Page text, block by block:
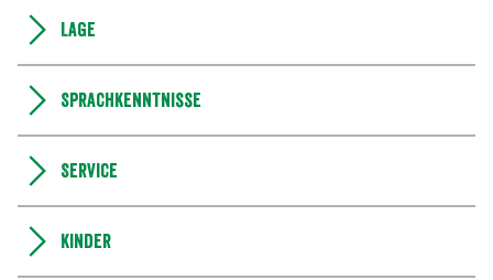
Lage
Sprachkenntnisse
Service
Kinder